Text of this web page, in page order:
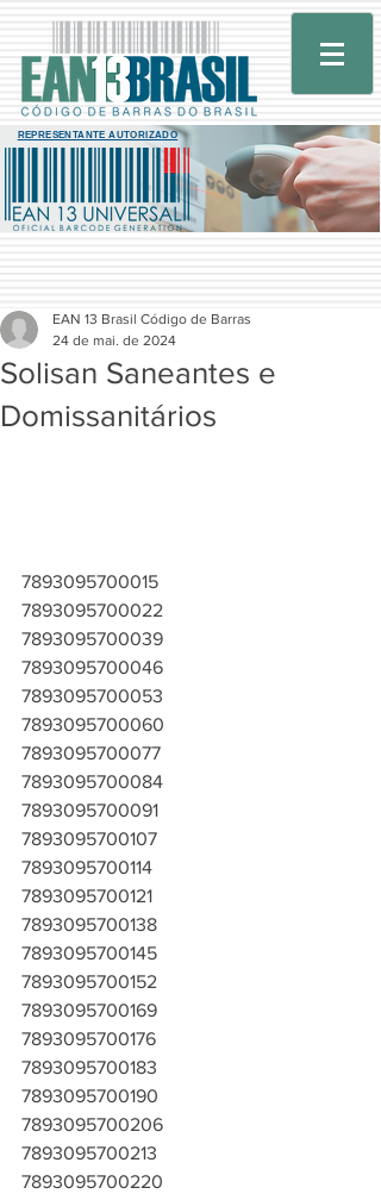
REPRESENTANTE AUTORIZADO
Solisan Saneantes e
Domissanitários
EAN 13 Brasil Código de Barras
24 de mai. de 2024
7893095700015
7893095700022
7893095700039
7893095700046
7893095700053
7893095700060
7893095700077
7893095700084
7893095700091
7893095700107
7893095700114
7893095700121
7893095700138
7893095700145
7893095700152
7893095700169
7893095700176
7893095700183
7893095700190
7893095700206
7893095700213
7893095700220